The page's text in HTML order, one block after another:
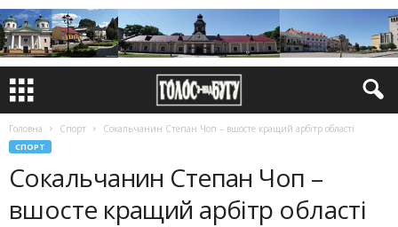
Головна Спорт Сокальчанин Степан Чоп – вшосте кращий арбітр області
СПОРТ
Сокальчанин Степан Чоп –
вшосте кращий арбітр області